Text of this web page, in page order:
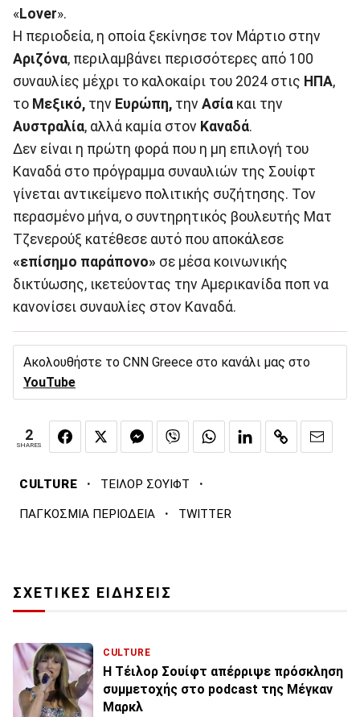
«Lover».
Η περιοδεία, η οποία ξεκίνησε τον Μάρτιο στην
Αριζόνα, περιλαμβάνει περισσότερες από 100
συναυλίες μέχρι το καλοκαίρι του 2024 στις ΗΠΑ,
το Μεξικό, την Ευρώπη, την Ασία και την
Αυστραλία, αλλά καμία στον Καναδά.
Δεν είναι η πρώτη φορά που η μη επιλογή του
Καναδά στο πρόγραμμα συναυλιών της Σουίφτ
γίνεται αντικείμενο πολιτικής συζήτησης. Τον
περασμένο μήνα, ο συντηρητικός βουλευτής Ματ
Τζενερούξ κατέθεσε αυτό που αποκάλεσε
«επίσημο παράπονο» σε μέσα κοινωνικής
δικτύωσης, ικετεύοντας την Αμερικανίδα ποπ να
κανονίσει συναυλίες στον Καναδά.
Ακολουθήστε το CNN Greece στο κανάλι μας στο
YouTube
2
SHARES
CULTURE · ΤΕΙΛΟΡ ΣΟΥΙΦΤ ·
ΠΑΓΚΟΣΜΙΑ ΠΕΡΙΟΔΕΙΑ · TWITTER
ΣΧΕΤΙΚΕΣ ΕΙΔΗΣΕΙΣ
CULTURE
Η Τέιλορ Σουίφτ απέρριψε πρόσκληση
συμμετοχής στο podcast της Μέγκαν
Μαρκλ